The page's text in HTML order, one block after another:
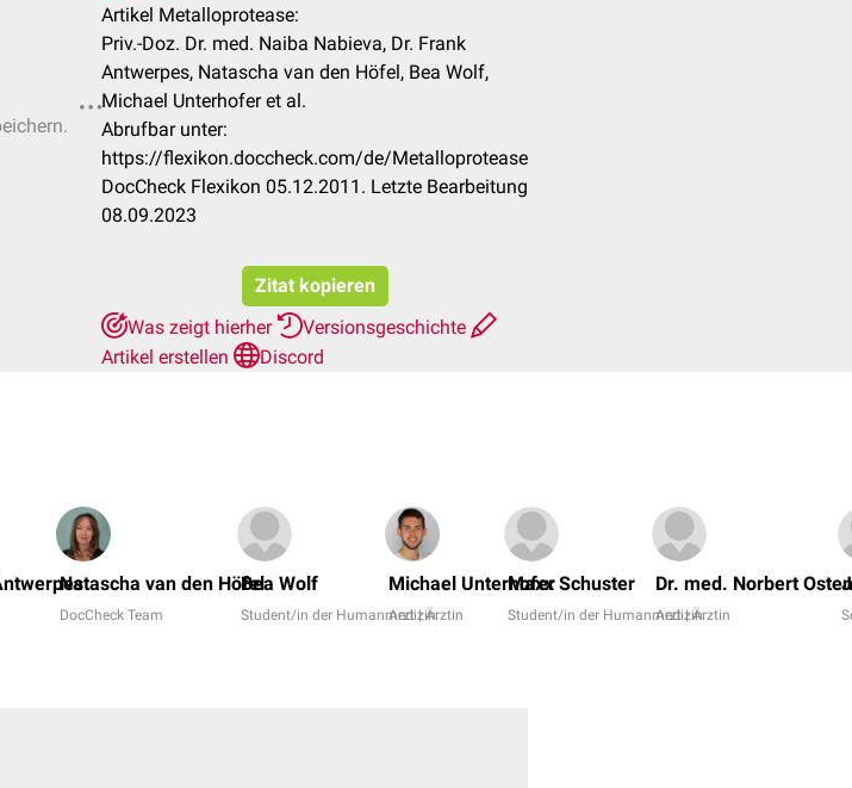
Artikel Metalloprotease:
Priv.-Doz. Dr. med. Naiba Nabieva, Dr. Frank
Antwerpes, Natascha van den Höfel, Bea Wolf,
Michael Unterhofer et al.
Abrufbar unter:
https://flexikon.doccheck.com/de/Metalloprotease
DocCheck Flexikon 05.12.2011. Letzte Bearbeitung
08.09.2023
Zitat kopieren
Was zeigt hierher
Versionsgeschichte
Artikel erstellen
Discord
Natascha van den Höfel
DocCheck Team
Bea Wolf
Student/in der Humanmedizin
Michael Unterhofer
Arzt | Ärztin
Maxx Schuster
Student/in der Humanmedizin
Dr. med. Norbert
Arzt | Ärztin